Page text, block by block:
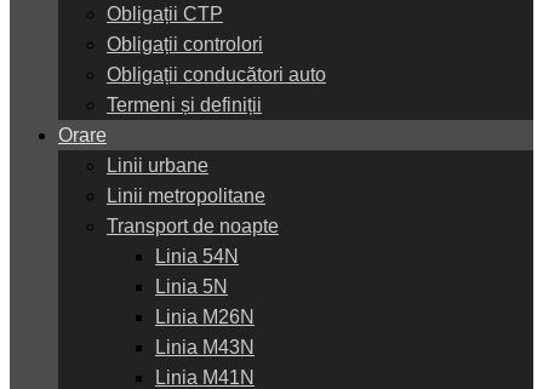
Obligații CTP
Obligații controlori
Obligații conducători auto
Termeni și definiții
Orare
Linii urbane
Linii metropolitane
Transport de noapte
Linia 54N
Linia 5N
Linia M26N
Linia M43N
Linia M41N